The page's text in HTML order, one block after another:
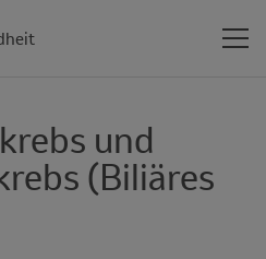
und
(Biliäres